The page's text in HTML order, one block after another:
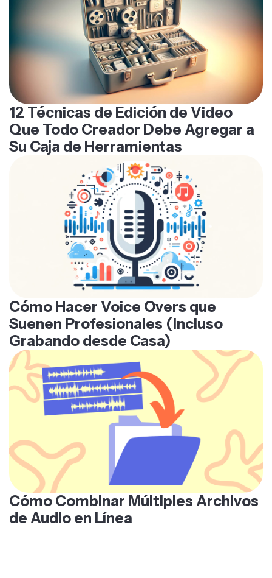
12 Técnicas de Edición de Video
Que Todo Creador Debe Agregar a
Su Caja de Herramientas
Cómo Hacer Voice Overs que
Suenen Profesionales (Incluso
Grabando desde Casa)
Cómo Combinar Múltiples Archivos
de Audio en Línea